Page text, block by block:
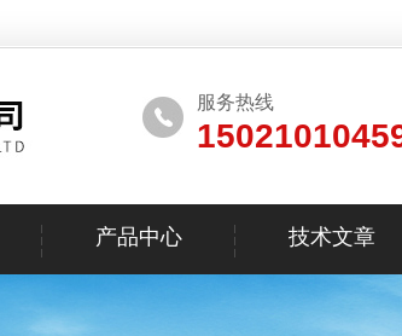
服务热线
产品中心 技术文章